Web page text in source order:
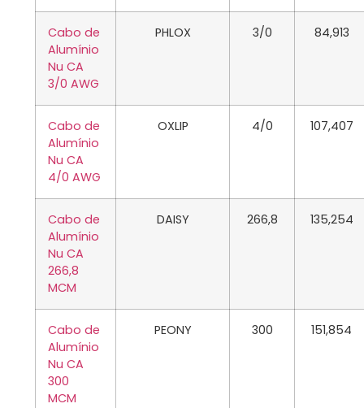
Cabo de
Alumínio
Nu CA
3/0 AWG
PHLOX 3/0 84,913
Cabo de
Alumínio
Nu CA
4/0 AWG
OXLIP 4/0 107,407
Cabo de
Alumínio
Nu CA
266,8
MCM
DAISY 266,8 135,254
Cabo de
Alumínio
Nu CA
300
MCM
PEONY 300 151,854